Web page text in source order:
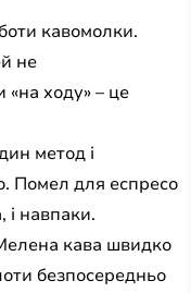
кавомолки.
не
«на ходу» – це
метод і
Помел для еспресо
і навпаки.
кава швидко
безпосередньо